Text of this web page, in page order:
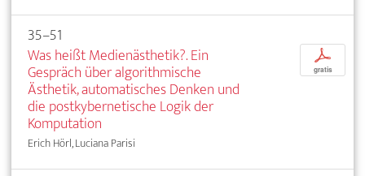
35–51
Was heißt Medienästhetik?. Ein
Gespräch über algorithmische
Ästhetik, automatisches Denken und
die postkybernetische Logik der
Komputation
Erich Hörl, Luciana Parisi
p
gratis